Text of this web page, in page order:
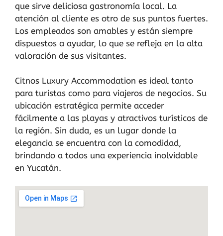
que sirve deliciosa gastronomía local. La
atención al cliente es otro de sus puntos fuertes.
Los empleados son amables y están siempre
dispuestos a ayudar, lo que se refleja en la alta
valoración de sus visitantes.
Citnos Luxury Accommodation es ideal tanto
para turistas como para viajeros de negocios. Su
ubicación estratégica permite acceder
fácilmente a las playas y atractivos turísticos de
la región. Sin duda, es un lugar donde la
elegancia se encuentra con la comodidad,
brindando a todos una experiencia inolvidable
en Yucatán.